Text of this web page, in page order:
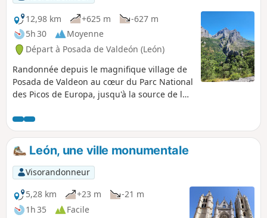
12,98 km
+625 m
-627 m
5h 30
Moyenne
Départ à Posada de Valdeón (León)
Randonnée depuis le magnifique village de
Posada de Valdeon au cœur du Parc National
des Picos de Europa, jusqu'à la source de la
Cares.
León, une ville monumentale
Visorandonneur
5,28 km
+23 m
-21 m
1h 35
Facile